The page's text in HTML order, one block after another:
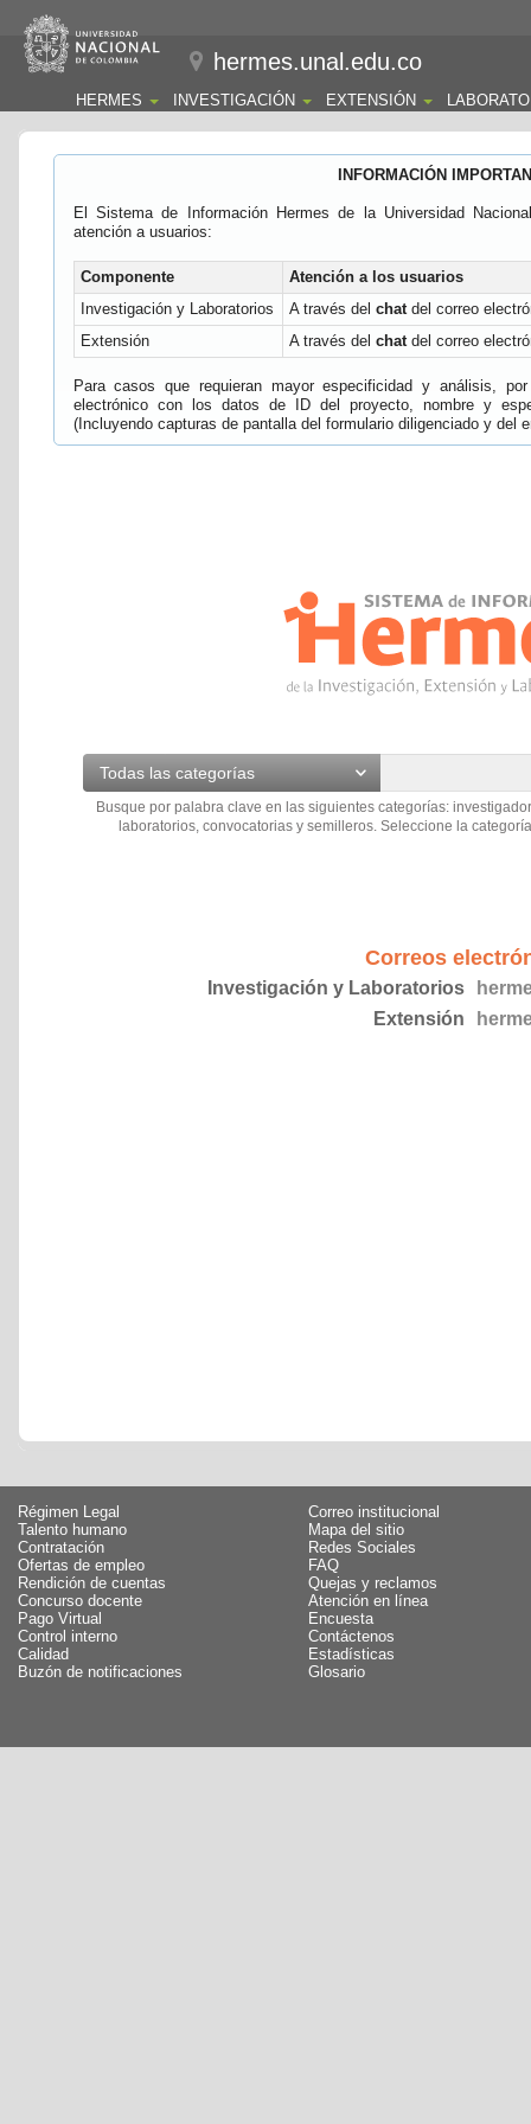
hermes.unal.edu.co
HERMES INVESTIGACIÓN EXTENSIÓN
INFORMACIÓN
El Sistema de Información Hermes de la Universidad
atención a usuarios:
Componente
Atención a los usuarios
Investigación y Laboratorios
A través del chatdel correo
Extensión
A través del chatdel correo
Para casos que requieran mayor especificidad y análisis,
electrónico con los datos de ID del proyecto, nombre y
(Incluyendo capturas de pantalla del formulario diligenciado y del
Todas las categorías
Busque por palabra clave en las siguientes categorías:
laboratorios, convocatorias y semilleros. Seleccione la
Correos
Investigación y Laboratorios
Extensión
Régimen Legal
Talento humano
Contratación
Ofertas de empleo
Rendición de cuentas
Concurso docente
Pago Virtual
Control interno
Calidad
Buzón de notificaciones
Correo institucional
Mapa del sitio
Redes Sociales
FAQ
Quejas y reclamos
Atención en línea
Encuesta
Contáctenos
Estadísticas
Glosario